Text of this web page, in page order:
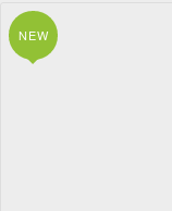
NEW